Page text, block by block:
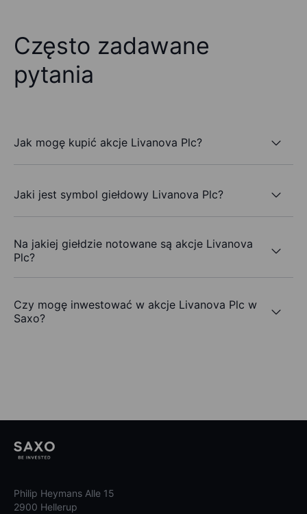
Często zadawane
pytania
Jak mogę kupić akcje Livanova Plc?
Jaki jest symbol giełdowy Livanova Plc?
Na jakiej giełdzie notowane są akcje Livanova
Plc?
Czy mogę inwestować w akcje Livanova Plc w
Saxo?
Philip Heymans Alle 15
2900 Hellerup